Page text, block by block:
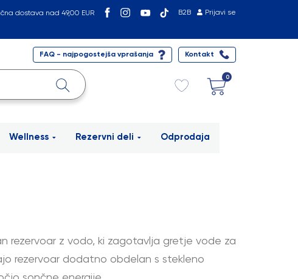
B2B Prijavi se
dostava nad 49,00 EUR
FAQ - najpogostejša vprašanja Kontakt
0
Wellness Rezervni deli Odprodaja
rezervoar z vodo, ki zagotavlja gretje vode za
rezervoar dodatno obdelan s stekleno